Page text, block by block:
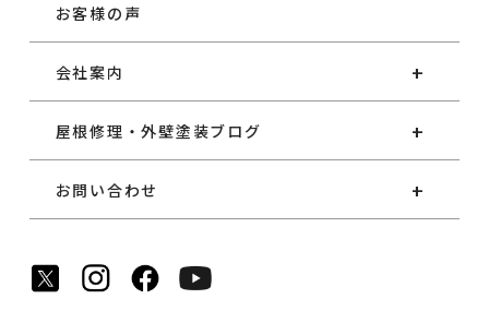
お客様の声
会社案内
屋根修理・外壁塗装ブログ
お問い合わせ